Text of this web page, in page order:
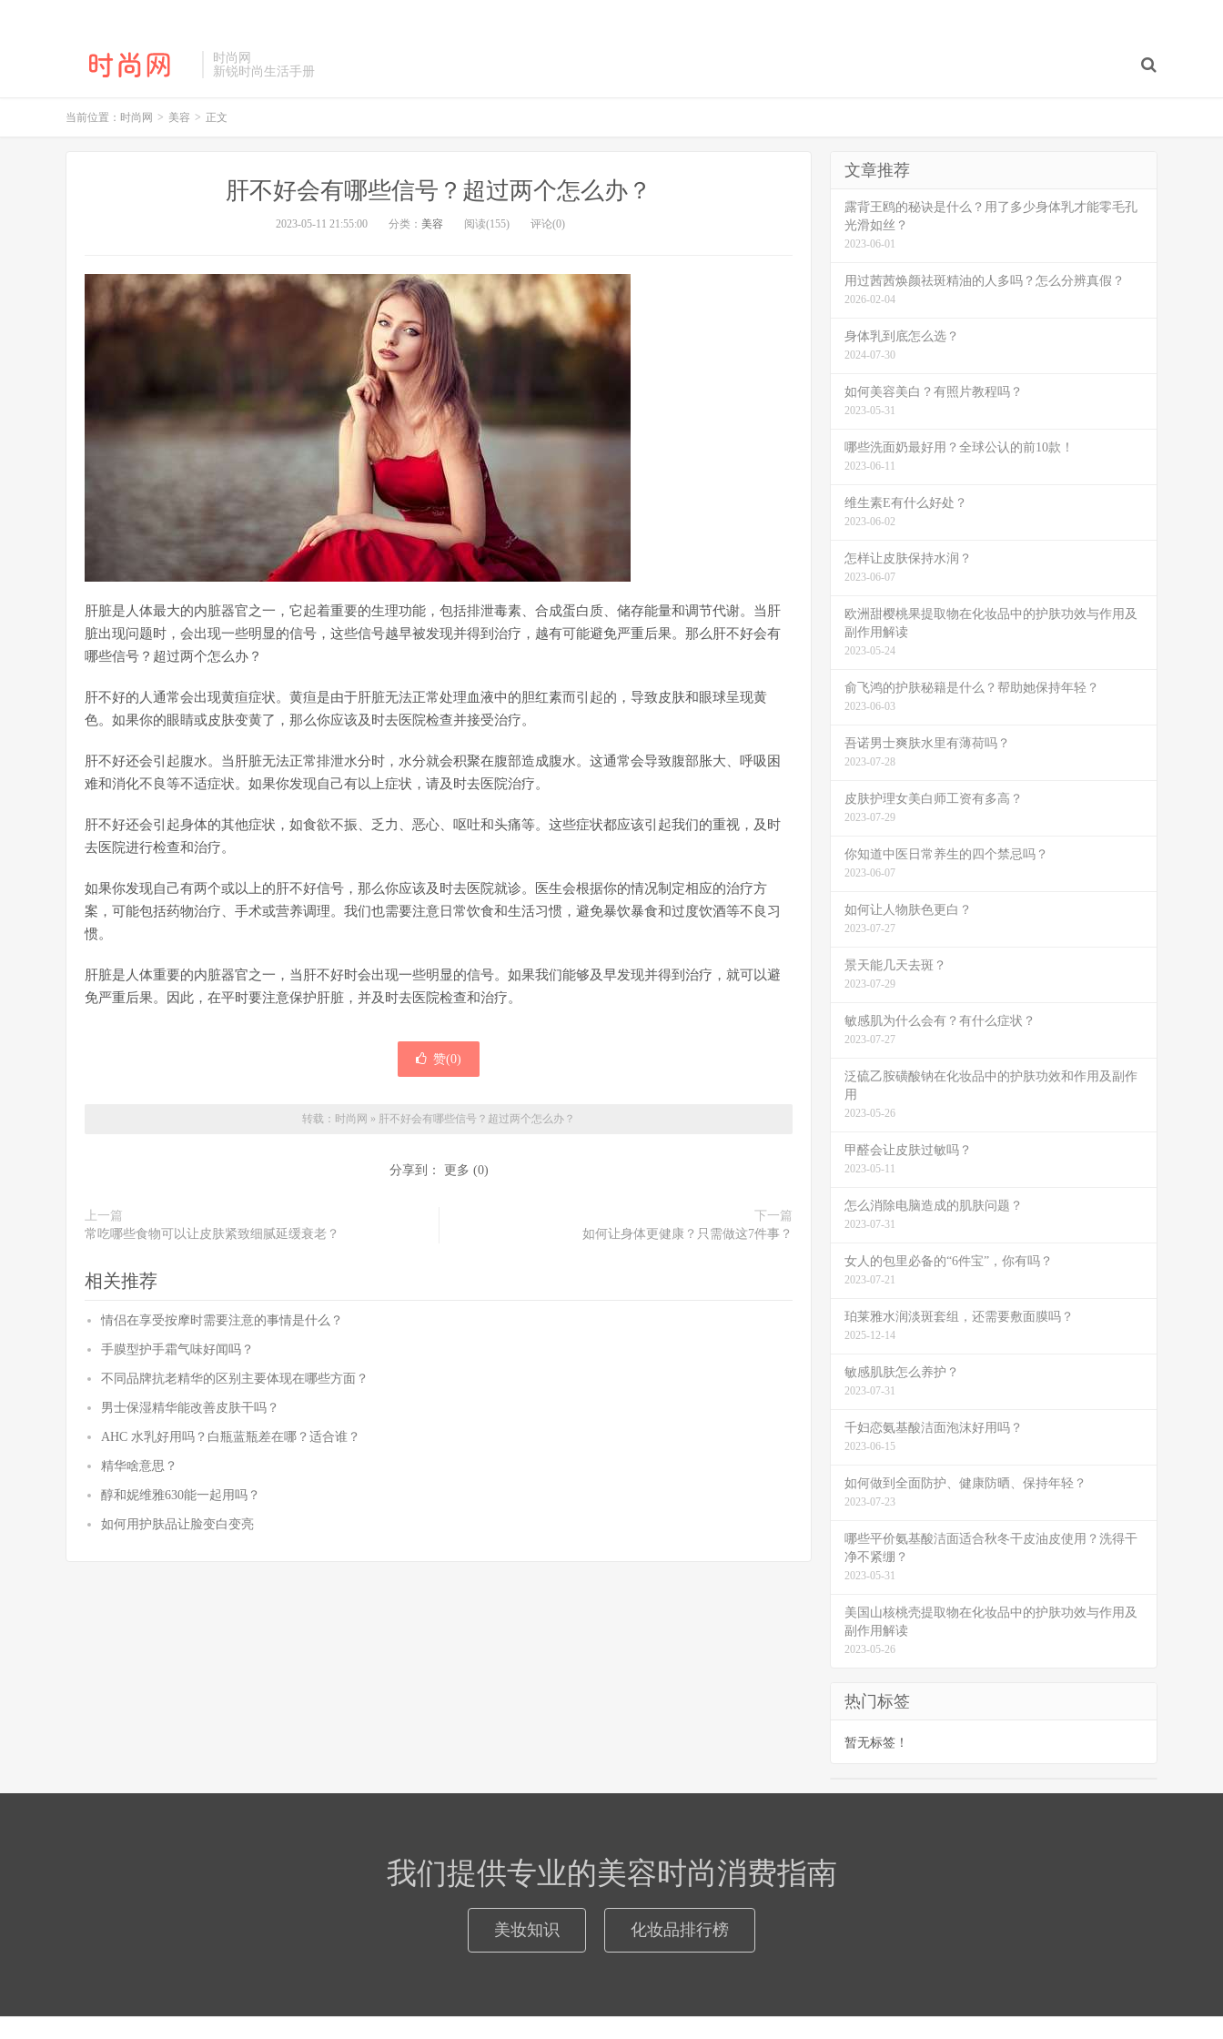
时尚网
新锐时尚生活手册
当前位置： 时尚网 > 美容 > 正文
肝不好会有哪些信号？超过两个怎么办？
2023-05-11 21:55:00 分类： 美容 阅读(155) 评论(0)
肝脏是人体最大的内脏器官之一，它起着重要的生理功能，包括排泄毒素、合成蛋白质、储存能量和调节代谢。当肝
脏出现问题时，会出现一些明显的信号，这些信号越早被发现并得到治疗，越有可能避免严重后果。那么肝不好会有
哪些信号？超过两个怎么办？
肝不好的人通常会出现黄疸症状。黄疸是由于肝脏无法正常处理血液中的胆红素而引起的，导致皮肤和眼球呈现黄
色。如果你的眼睛或皮肤变黄了，那么你应该及时去医院检查并接受治疗。
肝不好还会引起腹水。当肝脏无法正常排泄水分时，水分就会积聚在腹部造成腹水。这通常会导致腹部胀大、呼吸困
难和消化不良等不适症状。如果你发现自己有以上症状，请及时去医院治疗。
肝不好还会引起身体的其他症状，如食欲不振、乏力、恶心、呕吐和头痛等。这些症状都应该引起我们的重视，及时
去医院进行检查和治疗。
如果你发现自己有两个或以上的肝不好信号，那么你应该及时去医院就诊。医生会根据你的情况制定相应的治疗方
案，可能包括药物治疗、手术或营养调理。我们也需要注意日常饮食和生活习惯，避免暴饮暴食和过度饮酒等不良习
惯。
肝脏是人体重要的内脏器官之一，当肝不好时会出现一些明显的信号。如果我们能够及早发现并得到治疗，就可以避
免严重后果。因此，在平时要注意保护肝脏，并及时去医院检查和治疗。
赞(0)
转载： 时尚网 » 肝不好会有哪些信号？超过两个怎么办？
分享到： 更多 (0)
上一篇
常吃哪些食物可以让皮肤紧致细腻延缓衰老？
下一篇
如何让身体更健康？只需做这7件事？
相关推荐
情侣在享受按摩时需要注意的事情是什么？
手膜型护手霜气味好闻吗？
不同品牌抗老精华的区别主要体现在哪些方面？
男士保湿精华能改善皮肤干吗？
AHC 水乳好用吗？白瓶蓝瓶差在哪？适合谁？
精华啥意思？
醇和妮维雅630能一起用吗？
如何用护肤品让脸变白变亮
文章推荐
露背王鸥的秘诀是什么？用了多少身体乳才能零毛孔
光滑如丝？
2023-06-01
用过茜茜焕颜祛斑精油的人多吗？怎么分辨真假？
2026-02-04
身体乳到底怎么选？
2024-07-30
如何美容美白？有照片教程吗？
2023-05-31
哪些洗面奶最好用？全球公认的前10款！
2023-06-11
维生素E有什么好处？
2023-06-02
怎样让皮肤保持水润？
2023-06-07
欧洲甜樱桃果提取物在化妆品中的护肤功效与作用及
副作用解读
2023-05-24
俞飞鸿的护肤秘籍是什么？帮助她保持年轻？
2023-06-03
吾诺男士爽肤水里有薄荷吗？
2023-07-28
皮肤护理女美白师工资有多高？
2023-07-29
你知道中医日常养生的四个禁忌吗？
2023-06-07
如何让人物肤色更白？
2023-07-27
景天能几天去斑？
2023-07-29
敏感肌为什么会有？有什么症状？
2023-07-27
泛硫乙胺磺酸钠在化妆品中的护肤功效和作用及副作
用
2023-05-26
甲醛会让皮肤过敏吗？
2023-05-11
怎么消除电脑造成的肌肤问题？
2023-07-31
女人的包里必备的“6件宝”，你有吗？
2023-07-21
珀莱雅水润淡斑套组，还需要敷面膜吗？
2025-12-14
敏感肌肤怎么养护？
2023-07-31
千妇恋氨基酸洁面泡沫好用吗？
2023-06-15
如何做到全面防护、健康防晒、保持年轻？
2023-07-23
哪些平价氨基酸洁面适合秋冬干皮油皮使用？洗得干
净不紧绷？
2023-05-31
美国山核桃壳提取物在化妆品中的护肤功效与作用及
副作用解读
2023-05-26
热门标签
暂无标签！
我们提供专业的美容时尚消费指南
美妆知识 化妆品排行榜